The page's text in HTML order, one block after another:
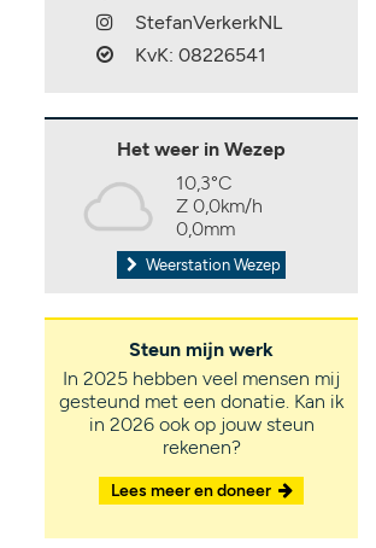
StefanVerkerkNL
KvK: 08226541
Het weer in Wezep
10,3°C
Z 0,0km/h
0,0mm
Weerstation Wezep
Steun mijn werk
In 2025 hebben veel mensen mij
gesteund met een donatie. Kan ik
in 2026 ook op jouw steun
rekenen?
Lees meer en doneer